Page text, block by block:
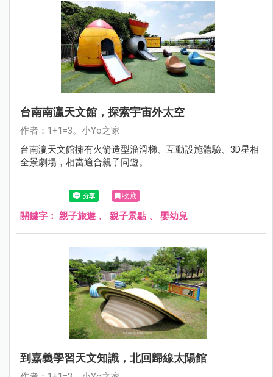
台南南瀛天文館，探索宇宙外太空
作者：1+1=3。小Yo之家
台南瀛天文館擁有火箭造型溜滑梯、互動設施體驗、3D星相
全景劇場，相當適合親子同遊。
收藏
關鍵字： 親子旅遊 、 親子景點 、 嬰幼兒
到嘉義學習天文知識，北回歸線太陽館